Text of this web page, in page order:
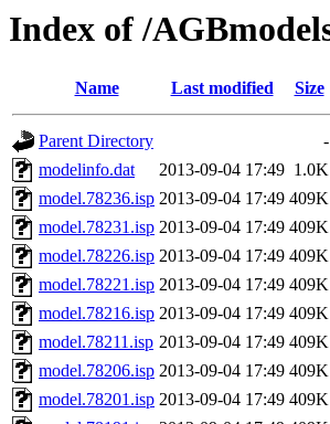
Index of /
Name Last modified Size
Parent Directory
-
modelinfo.dat
2013-09-04 17:49 1.0K
model.78236.isp 2013-09-04 17:49 409K
model.78231.isp 2013-09-04 17:49 409K
model.78226.isp 2013-09-04 17:49 409K
model.78221.isp 2013-09-04 17:49 409K
model.78216.isp 2013-09-04 17:49 409K
model.78211.isp 2013-09-04 17:49 409K
model.78206.isp 2013-09-04 17:49 409K
model.78201.isp 2013-09-04 17:49 409K